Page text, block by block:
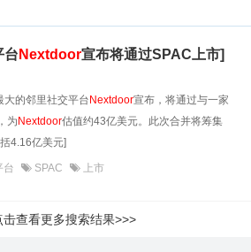
台 Nextdoor宣布将通过SPAC上市]
大的邻里社交平台Nextdoor宣布，将通过与一家
为Nextdoor估值约43亿美元。此次合并将筹集
4.16亿美元]
台 SPAC 上市
击查看更多搜索结果>>>